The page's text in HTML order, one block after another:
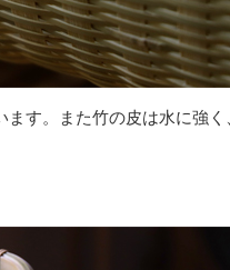
す。また竹の皮は水に強く